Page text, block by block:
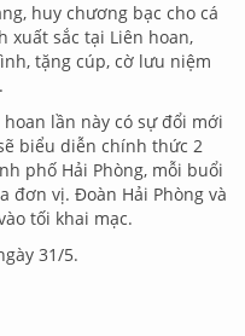
huy chương bạc cho cá
xuất sắc tại Liên hoan,
tặng cúp, cờ lưu niệm
lần này có sự đổi mới
biểu diễn chính thức 2
phố Hải Phòng, mỗi buổi
đơn vị. Đoàn Hải Phòng và
tối khai mạc.
31/5.